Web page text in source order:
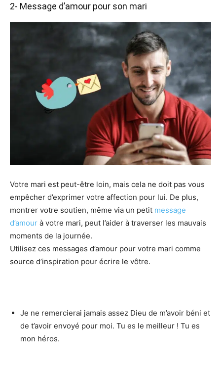
2- Message d’amour pour son mari
Votre mari est peut-être loin, mais cela ne doit pas vous
empêcher d’exprimer votre affection pour lui. De plus,
montrer votre soutien, même via un petit message
d’amour à votre mari, peut l’aider à traverser les mauvais
moments de la journée.
Utilisez ces messages d’amour pour votre mari comme
source d’inspiration pour écrire le vôtre.
Je ne remercierai jamais assez Dieu de m’avoir béni et
de t’avoir envoyé pour moi. Tu es le meilleur ! Tu es
mon héros.